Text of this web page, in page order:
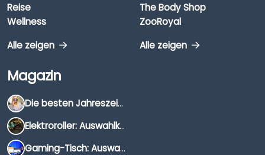
Reise
Wellness
Alle zeigen
The Body Shop
ZooRoyal
Alle zeigen
Magazin
Die besten Jahreszeiten für Schnäppchenjäger
Elektroroller: Auswahlkriterien, Unterschiede & Tipps
Gaming-Tisch: Auswahlkriterien, Unterschiede & Tipps